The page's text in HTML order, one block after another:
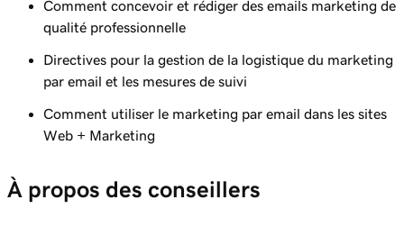
emails
Comment concevoir et rédiger des emails marketing de
qualité professionnelle
Directives pour la gestion de la logistique du marketing
par email et les mesures de suivi
Comment utiliser le marketing par email dans les sites
Web + Marketing
À propos des conseillers